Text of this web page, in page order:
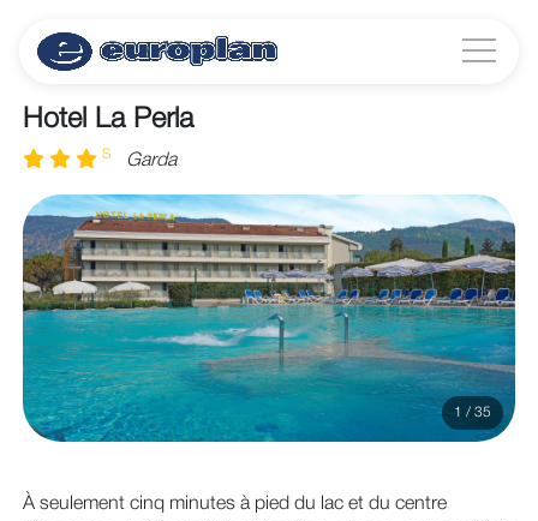
Hotel La Perla
S Garda
1 / 35
À seulement cinq minutes à pied du lac et du centre